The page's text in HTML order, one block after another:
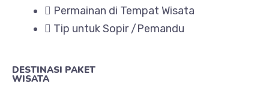
Permainan di Tempat Wisata
Tip untuk Sopir /Pemandu
DESTINASI PAKET
WISATA